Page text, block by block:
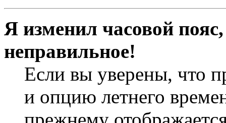
Я изменил часовой
неправильное!
Если вы уверены, что
и опцию летнего